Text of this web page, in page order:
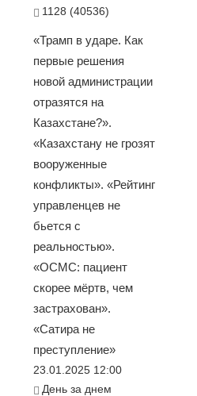
1128 (40536)
«Трамп в ударе. Как
первые решения
новой администрации
отразятся на
Казахстане?».
«Казахстану не грозят
вооруженные
конфликты». «Рейтинг
управленцев не
бьется с
реальностью».
«ОСМС: пациент
скорее мёртв, чем
застрахован».
«Сатира не
преступление»
23.01.2025 12:00
День за днем